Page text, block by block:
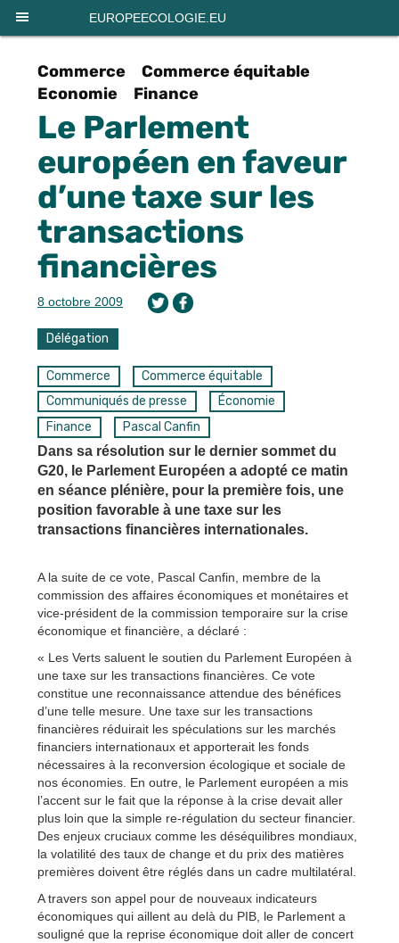
EUROPEECOLOGIE.EU
Commerce
Commerce équitable
Economie
Finance
Le Parlement
européen en faveur
d’une taxe sur les
transactions
financières
8 octobre 2009
Délégation
Commerce
Commerce équitable
Communiqués de presse
Économie
Finance
Pascal Canfin
Dans sa résolution sur le dernier sommet du
G20, le Parlement Européen a adopté ce matin
en séance plénière, pour la première fois, une
position favorable à une taxe sur les
transactions financières internationales.
A la suite de ce vote, Pascal Canfin, membre de la
commission des affaires économiques et monétaires et
vice-président de la commission temporaire sur la crise
économique et financière, a déclaré :
« Les Verts saluent le soutien du Parlement Européen à
une taxe sur les transactions financières. Ce vote
constitue une reconnaissance attendue des bénéfices
d’une telle mesure. Une taxe sur les transactions
financières réduirait les spéculations sur les marchés
financiers internationaux et apporterait les fonds
nécessaires à la reconversion écologique et sociale de
nos économies. En outre, le Parlement européen a mis
l’accent sur le fait que la réponse à la crise devait aller
plus loin que la simple re-régulation du secteur financier.
Des enjeux cruciaux comme les déséquilibres mondiaux,
la volatilité des taux de change et du prix des matières
premières doivent être réglés dans un cadre multilatéral.
A travers son appel pour de nouveaux indicateurs
économiques qui aillent au delà du PIB, le Parlement a
souligné que la reprise économique doit aller de concert